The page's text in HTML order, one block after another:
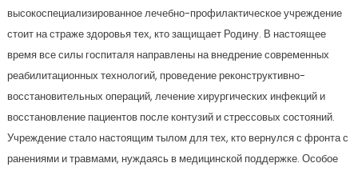
высокоспециализированное лечебно-профилактическое учреждение
стоит на страже здоровья тех, кто защищает Родину. В настоящее
время все силы госпиталя направлены на внедрение современных
реабилитационных технологий, проведение реконструктивно-
восстановительных операций, лечение хирургических инфекций и
восстановление пациентов после контузий и стрессовых состояний.
Учреждение стало настоящим тылом для тех, кто вернулся с фронта с
ранениями и травмами, нуждаясь в медицинской поддержке. Особое